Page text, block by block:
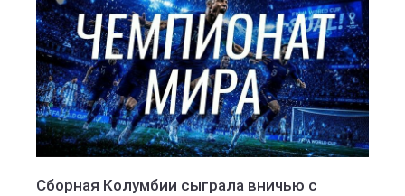
Сборная Колумбии сыграла вничью с